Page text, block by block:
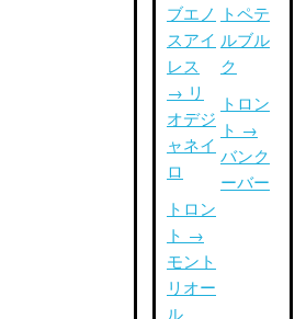
ブエノ
スアイ
レス
→ リ
オデジ
ャネイ
ロ
トロン
ト →
モント
リオー
ル
トペテ
ルブル
ク
トロン
ト →
バンク
ーバー